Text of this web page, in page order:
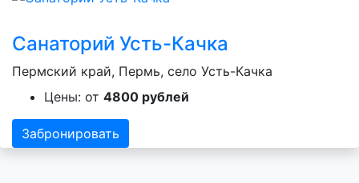
Санаторий Усть-Качка
Пермский край, Пермь, село Усть-Качка
Цены: от 4800 рублей
Забронировать